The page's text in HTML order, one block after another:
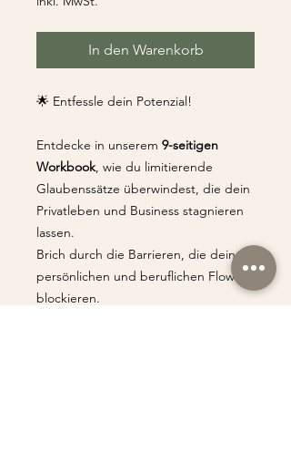
In den Warenkorb
🌟 Entfessle dein Potenzial!
Entdecke in unserem 9-seitigen
Workbook, wie du limitierende
Glaubenssätze überwindest, die dein
Privatleben und Business stagnieren
lassen.
Brich durch die Barrieren, die deinen
persönlichen und beruflichen Flow
blockieren.